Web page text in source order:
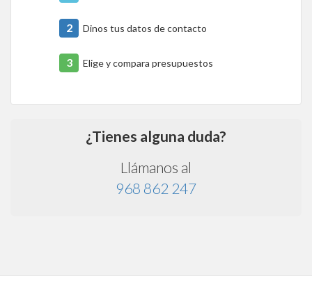
2 Dinos tus datos de contacto
3 Elige y compara presupuestos
¿Tienes alguna duda?
Llámanos al
968 862 247